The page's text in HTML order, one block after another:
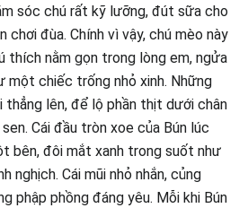
sóc chú rất kỹ lưỡng, đút sữa cho
chơi đùa. Chính vì vậy, chú mèo này
thích nằm gọn trong lòng em, ngửa
một chiếc trống nhỏ xinh. Những
thẳng lên, để lộ phần thịt dưới chân
Cái đầu tròn xoe của Bún lúc
bên, đôi mắt xanh trong suốt như
nghịch. Cái mũi nhỏ nhắn, củng
phập phồng đáng yêu. Mỗi khi Bún